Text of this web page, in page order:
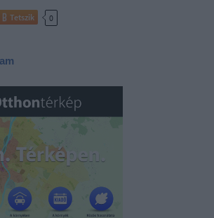
Tetszik 0